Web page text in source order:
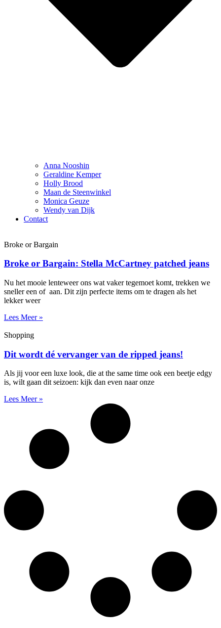
Anna Nooshin
Geraldine Kemper
Holly Brood
Maan de Steenwinkel
Monica Geuze
Wendy van Dijk
Contact
Broke or Bargain
Broke or Bargain: Stella McCartney patched jeans
Nu het mooie lenteweer ons wat vaker tegemoet komt, trekken we
sneller een of aan. Dit zijn perfecte items om te dragen als het
lekker weer
Lees Meer »
Shopping
Dit wordt dé vervanger van de ripped jeans!
Als jij voor een luxe look, die at the same time ook een beetje edgy
is, wilt gaan dit seizoen: kijk dan even naar onze
Lees Meer »